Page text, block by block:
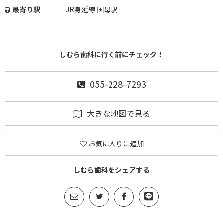
最寄り駅
JR身延線 国母駅
しむら歯科に行く前にチェック！
055-228-7293
大きな地図で見る
お気に入りに追加
しむら歯科をシェアする